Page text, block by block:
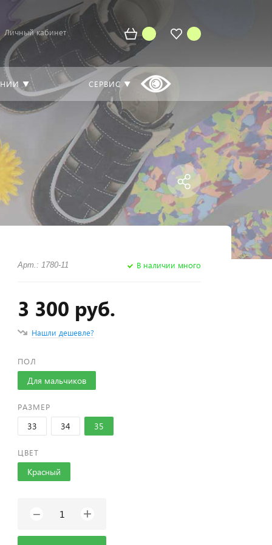
Личный кабинет
▼ СЕРВИС ▼
Арт.: 1780-11 В наличии много
3 300 руб.
Нашли дешевле?
ПОЛ
Для мальчиков
РАЗМЕР
33 34 35
ЦВЕТ
Красный
− +